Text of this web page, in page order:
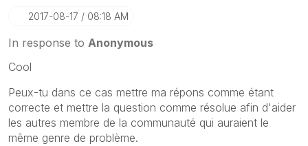
‎2017-08-17 08:18 AM
In response to Anonymous
Cool
Peux-tu dans ce cas mettre ma répons comme étant
correcte et mettre la question comme résolue afin d'aider
les autres membre de la communauté qui auraient le
même genre de problème.